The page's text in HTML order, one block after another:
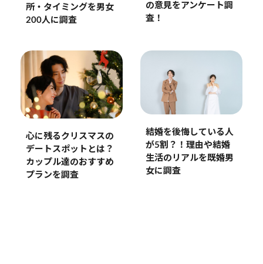
所・タイミングを男女
200人に調査
の意見をアンケート調
査！
心に残るクリスマスの
デートスポットとは？
カップル達のおすすめ
プランを調査
結婚を後悔している人
が5割？！理由や結婚
生活のリアルを既婚男
女に調査